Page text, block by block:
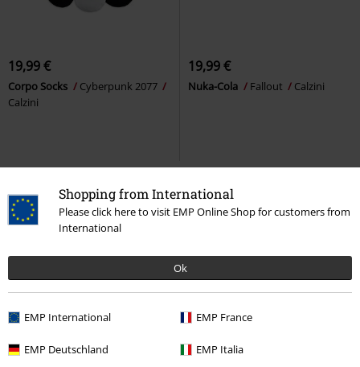
Shopping from International
Please click here to visit EMP Online Shop for customers from
International
Ok
EMP International EMP France
EMP Deutschland EMP Italia
19,99 €
Corpo Socks
Cyberpunk 2077
Calzini
19,99 €
Nuka-Cola Fallout Calzini